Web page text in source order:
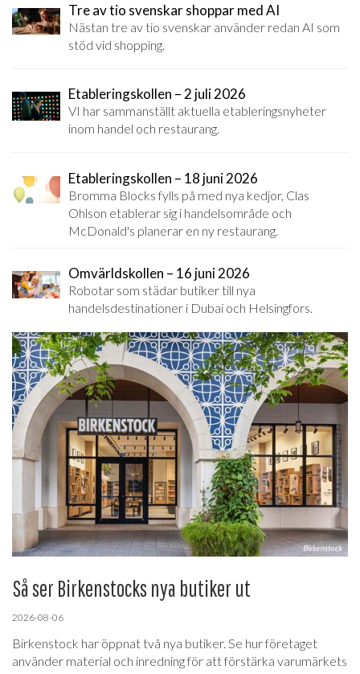
Tre av tio svenskar shoppar med AI
Nästan tre av tio svenskar använder redan AI som
stöd vid shopping.
Etableringskollen – 2 juli 2026
VI har sammanställt aktuella etableringsnyheter
inom handel och restaurang.
Etableringskollen – 18 juni 2026
Bromma Blocks fylls på med nya kedjor, Clas
Ohlson etablerar sig i handelsområde och
McDonald's planerar en ny restaurang.
Omvärldskollen – 16 juni 2026
Robotar som städar butiker till nya
handelsdestinationer i Dubai och Helsingfors.
Så ser Birkenstocks nya butiker ut
2026-08-06
Birkenstock har öppnat två nya butiker. Se hur företaget
använder material och inredning för att förstärka varumärkets